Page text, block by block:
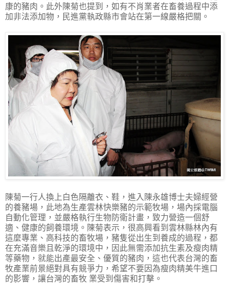
康的豬肉。此外陳菊也提到，如有不肖業者在畜養過程中添
加非法添加物，民進黨執政縣市會站在第一線嚴格把關。
陳菊一行人換上白色隔離衣、鞋，進入陳永雄博士夫婦經營
的養豬場，此地為生產雲林快樂豬的示範牧場，場內採電腦
自動化管理，並嚴格執行生物防衛計畫，致力營造一個舒
適、健康的飼養環境。陳菊表示，很高興看到雲林縣林內有
這麼專業、高科技的畜牧場，豬隻從出生到養成的過程，都
在充滿音樂且乾淨的環境中，因此無需添加抗生素及瘦肉精
等藥物，就能出產最安全、優質的豬肉，這也代表台灣的畜
牧產業前景絕對具有競爭力，希望不要因為瘦肉精美牛進口
的影響，讓台灣的畜牧 業受到傷害和打擊。